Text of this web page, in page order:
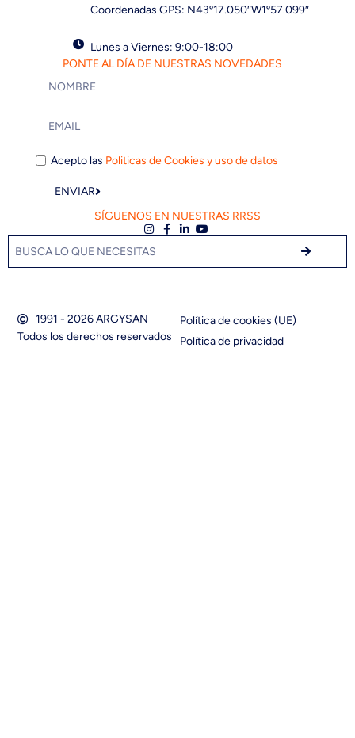
Coordenadas GPS: N43º17.050″W1º57.099″
Lunes a Viernes: 9:00-18:00
PONTE AL DÍA DE NUESTRAS NOVEDADES
Acepto las Politicas de Cookies y uso de datos
ENVIAR
SÍGUENOS EN NUESTRAS RRSS
1991 - 2026 ARGYSAN
Todos los derechos reservados
Política de cookies (UE)
Política de privacidad